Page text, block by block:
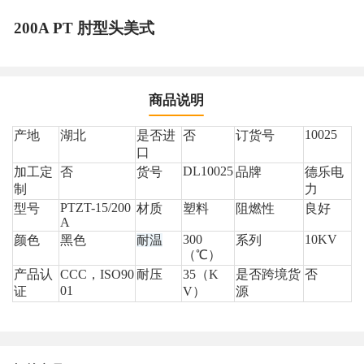
200A PT 肘型头美式
商品说明
产地 湖北
是否进
口
否 订货号 10025
加工定
制
否 货号 DL10025品牌
德乐电
力
型号
PTZT-15/200
A
材质 塑料 阻燃性 良好
颜色 黑色 耐温
300
（℃）
系列 10KV
产品认
证
CCC ，ISO90
01
耐压
35（K
V）
是否跨境货
源
否